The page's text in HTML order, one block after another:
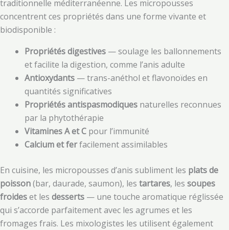
traditionnelle méditerranéenne. Les micropousses
concentrent ces propriétés dans une forme vivante et
biodisponible :
Propriétés digestives — soulage les ballonnements
et facilite la digestion, comme l’anis adulte
Antioxydants — trans-anéthol et flavonoïdes en
quantités significatives
Propriétés antispasmodiques naturelles reconnues
par la phytothérapie
Vitamines A et C pour l’immunité
Calcium et ferfacilement assimilables
En cuisine, les micropousses d’anis subliment les plats de
poisson(bar, daurade, saumon), les tartares, les soupes
froideset les desserts — une touche aromatique réglissée
qui s’accorde parfaitement avec les agrumes et les
fromages frais. Les mixologistes les utilisent également